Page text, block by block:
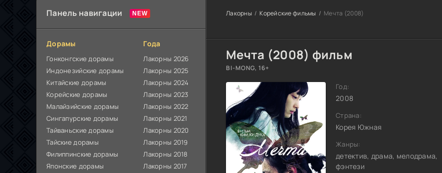
Панель навигации
Дорамы
Гонконгские дорамы
Индонезийские дорамы
Китайские дорамы
Корейские дорамы
Малайзийские дорамы
Сингапурские дорамы
Тайваньские дорамы
Тайские дорамы
Филиппинские дорамы
Японские дорамы
Года
Лакорны 2026
Лакорны 2025
Лакорны 2024
Лакорны 2023
Лакорны 2022
Лакорны 2021
Лакорны 2020
Лакорны 2019
Лакорны 2018
Лакорны 2017
Лакорны Корейские фильмы Мечта (2008)
Мечта (2008) фильм
BI-MONG, 16+
Год:
2008
Страна:
Корея Южная
Жанры:
детектив, драма, мелодрама,
фэнтези